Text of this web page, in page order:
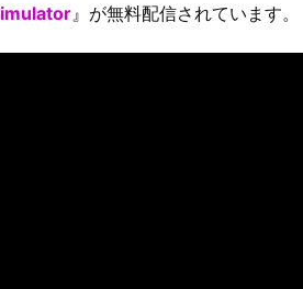
』が無料配信されています。